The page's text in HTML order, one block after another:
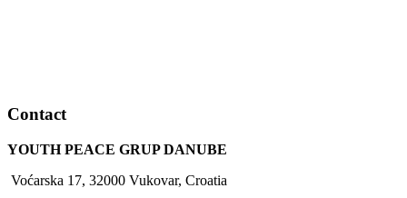
Contact
YOUTH PEACE GRUP DANUBE
Voćarska 17, 32000 Vukovar, Croatia